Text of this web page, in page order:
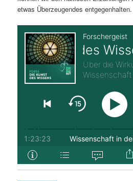
e
n
etwas Überzeugendes entgegenhalten.